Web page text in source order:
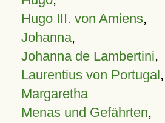
Hugo III. von Amiens,
Johanna,
Johanna de Lambertini,
Laurentius von Portugal,
Margaretha
Menas und Gefährten,